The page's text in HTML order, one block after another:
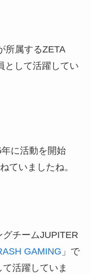
所属するZETA
として活躍してい
に活動を開始
ていましたね。
チームJUPITER
GAMING 」で
活躍していま